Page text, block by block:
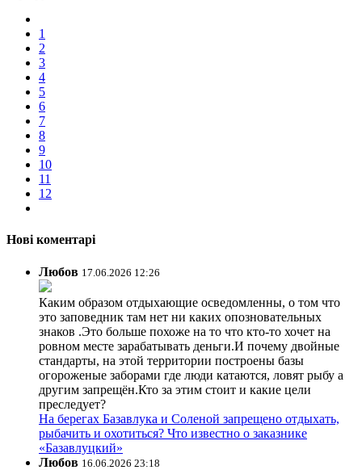
1
2
3
4
5
6
7
8
9
10
11
12
Нові коментарі
Любов 17.06.2026 12:26
Каким образом отдыхающие осведомленны, о том что
это заповедник там нет ни каких опозновательных
знаков .Это больше похоже на то что кто-то хочет на
ровном месте зарабатывать деньги.И почему двойные
стандарты, на этой территории построены базы
огороженые заборами где люди катаются, ловят рыбу а
другим запрещён.Кто за этим стоит и какие цели
преследует?
На берегах Базавлука и Соленой запрещено отдыхать,
рыбачить и охотиться? Что известно о заказнике
«Базавлуцкий»
Любов 16.06.2026 23:18